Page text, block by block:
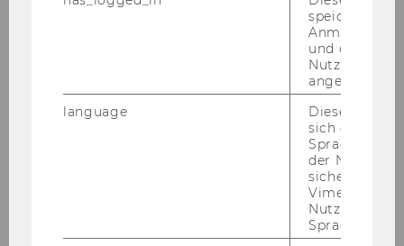
29.2.2008 ) wer­den fol­gen­de Per­so­nen be­voll­
mäch­tigt, im je­wei­li­gen Wir­kungs­be­reich und
im Rah­men der je­weils zur Ver­fü­gung ste­hen­
den Bud­get­mit­tel Rechts­ge­schäf­te gemäß § 3
der Richt­li­nie ab­zu­schlie­ßen:
speichert
und ob sich
Nutzer*in
angemeldet
language
Dieses
sich die
der
Vimeo in der
Nutzer
Sprache